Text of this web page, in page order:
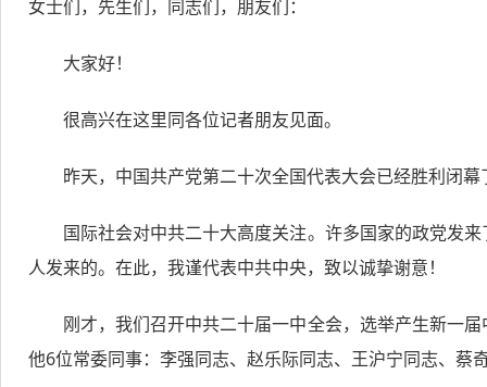
女士们，先生们，同志们，朋友们：
大家好！
很高兴在这里同各位记者朋友见面。
昨天，中国共产党第二十次全国代表大会已经胜利闭
国际社会对中共二十大高度关注。许多国家的政党发
人发来的。在此，我谨代表中共中央，致以诚挚谢意！
刚才，我们召开中共二十届一中全会，选举产生新一
他6位常委同事：李强同志、赵乐际同志、王沪宁同志、蔡